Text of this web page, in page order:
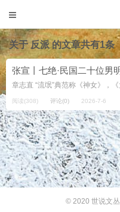
关于反派的文章共有1条
阅读(308) 评论(0) 2026-7-6
© 2020 世说文丛